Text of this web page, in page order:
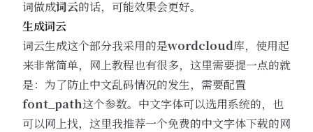
词做成词云的话，可能效果会更好。
生成词云
词云生成这个部分我采用的是wordcloud库，使用起
来非常简单，网上教程也有很多，这里需要提一点的就
是：为了防止中文乱码情况的发生，需要配置
font_path这个参数。中文字体可以选用系统的，也
可以网上找，这里我推荐一个免费的中文字体下载的网